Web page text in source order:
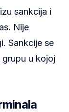
sankcija i
Nije
Sankcije se
u kojoj